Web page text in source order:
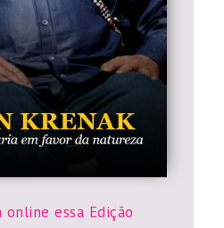
essa Edição